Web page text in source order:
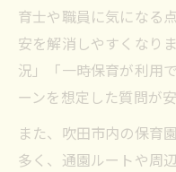
育士や職員に気になる
安を解消しやすくなり
況」「一時保育が利用
ーンを想定した質問が
また、吹田市内の保育
多く、通園ルートや周